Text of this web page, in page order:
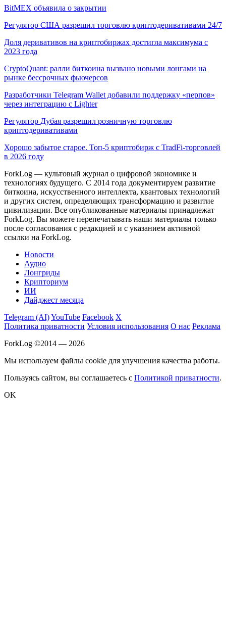
BitMEX объявила о закрытии
Регулятор США разрешил торговлю криптодеривативами 24/7
Доля деривативов на криптобиржах достигла максимума с
2023 года
CryptoQuant: ралли биткоина вызвано новыми лонгами на
рынке бессрочных фьючерсов
Разработчики Telegram Wallet добавили поддержку «перпов»
через интеграцию с Lighter
Регулятор Дубая разрешил розничную торговлю
криптодеривативами
Хорошо забытое старое. Топ-5 криптобирж с TradFi-торговлей
в 2026 году
ForkLog — культовый журнал о цифровой экономике и
технологиях будущего. С 2014 года документируем развитие
биткоина, искусственного интеллекта, квантовых технологий
и других систем, определяющих трансформацию и развитие
цивилизации. Все опубликованные материалы принадлежат
ForkLog. Вы можете перепечатывать наши материалы только
после согласования с редакцией и с указанием активной
ссылки на ForkLog.
Новости
Аудио
Лонгриды
Крипториум
ИИ
Дайджест месяца
Telegram (AI)YouTube Facebook X
Политика приватности Условия использования О нас Реклама
ForkLog ©2014 — 2026
Мы используем файлы cookie для улучшения качества работы.
Пользуясь сайтом, вы соглашаетесь с Политикой приватности.
OK